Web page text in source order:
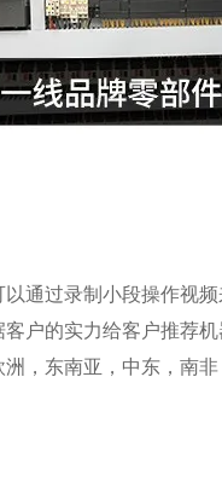
以通过录制小段操作视
客户的实力给客户推荐
洲，东南亚，中东，南